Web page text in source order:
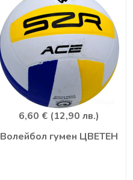
6,60 € (12,90 лв.)
Волейбол гумен ЦВЕТЕН